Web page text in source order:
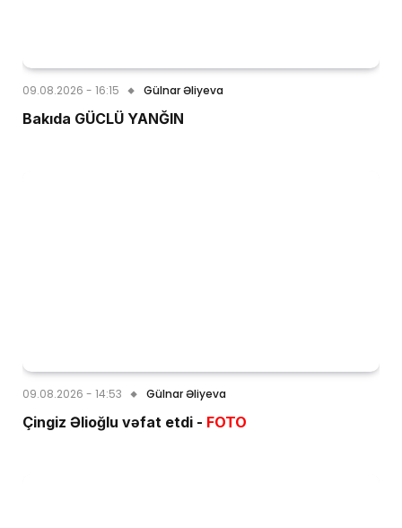
09.08.2026 - 16:15 Gülnar Əliyeva
Bakıda GÜCLÜ YANĞIN
09.08.2026 - 14:53 Gülnar Əliyeva
Çingiz Əlioğlu vəfat etdi - FOTO